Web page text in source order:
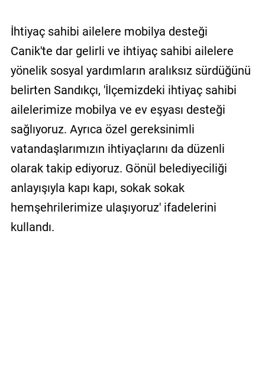
İhtiyaç sahibi ailelere mobilya desteği
Canik'te dar gelirli ve ihtiyaç sahibi ailelere
yönelik sosyal yardımların aralıksız sürdüğünü
belirten Sandıkçı, 'İlçemizdeki ihtiyaç sahibi
ailelerimize mobilya ve ev eşyası desteği
sağlıyoruz. Ayrıca özel gereksinimli
vatandaşlarımızın ihtiyaçlarını da düzenli
olarak takip ediyoruz. Gönül belediyeciliği
anlayışıyla kapı kapı, sokak sokak
hemşehrilerimize ulaşıyoruz' ifadelerini
kullandı.